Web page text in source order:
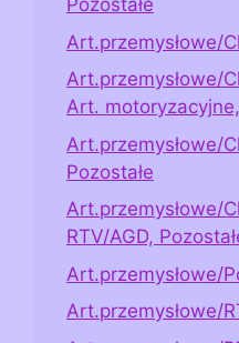
Pozostałe
Art.przemysłowe/
Art.przemysłowe/
Art.
Art.przemysłowe/
Pozostałe
Art.przemysłowe/
RTV/AGD,
Art.przemysłowe/
Art.przemysłowe/